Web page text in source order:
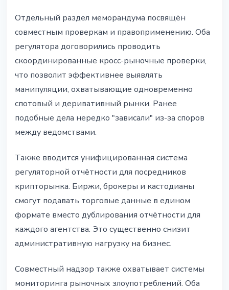
Отдельный раздел меморандума посвящён
совместным проверкам и правоприменению. Оба
регулятора договорились проводить
скоординированные кросс-рыночные проверки,
что позволит эффективнее выявлять
манипуляции, охватывающие одновременно
спотовый и деривативный рынки. Ранее
подобные дела нередко "зависали" из-за споров
между ведомствами.
Также вводится унифицированная система
регуляторной отчётности для посредников
крипторынка. Биржи, брокеры и кастодианы
смогут подавать торговые данные в едином
формате вместо дублирования отчётности для
каждого агентства. Это существенно снизит
административную нагрузку на бизнес.
Совместный надзор также охватывает системы
мониторинга рыночных злоупотреблений. Оба